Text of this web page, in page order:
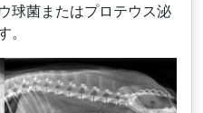
球菌またはプロテウス泌